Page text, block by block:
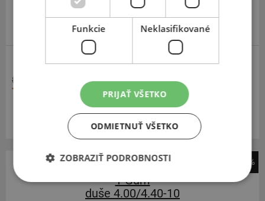
8,92 €
7,00 €
Momentálne nedostupné
-22%
T-Gum
duše 4.00/4.40-10
Funkcie Neklasifikované
PRIJAŤ VŠETKO
ODMIETNUŤ VŠETKO
ZOBRAZIŤ PODROBNOSTI